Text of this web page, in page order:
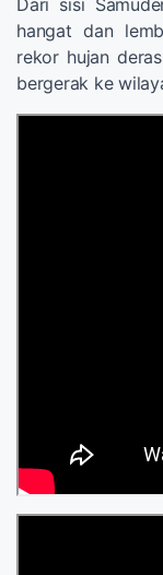
Dari sisi
hangat dan
rekor hujan deras
bergerak ke